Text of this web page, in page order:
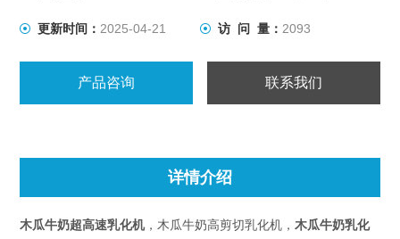
更新时间： 2025-04-21 访 问 量： 2093
产品咨询 联系我们
详情介绍
木瓜牛奶超高速乳化机，木瓜牛奶高剪切乳化机，木瓜牛奶乳化